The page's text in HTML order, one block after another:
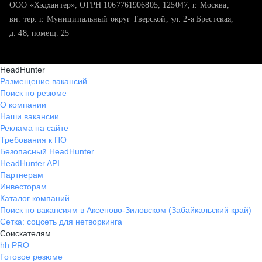
ООО «Хэдхантер», ОГРН 1067761906805, 125047, г. Москва,
вн. тер. г. Муниципальный округ Тверской, ул. 2-я Брестская,
д. 48, помещ. 25
HeadHunter
Размещение вакансий
Поиск по резюме
О компании
Наши вакансии
Реклама на сайте
Требования к ПО
Безопасный HeadHunter
HeadHunter API
Партнерам
Инвесторам
Каталог компаний
Поиск по вакансиям в Аксеново-Зиловском (Забайкальский край)
Сетка: соцсеть для нетворкинга
Соискателям
hh PRO
Готовое резюме